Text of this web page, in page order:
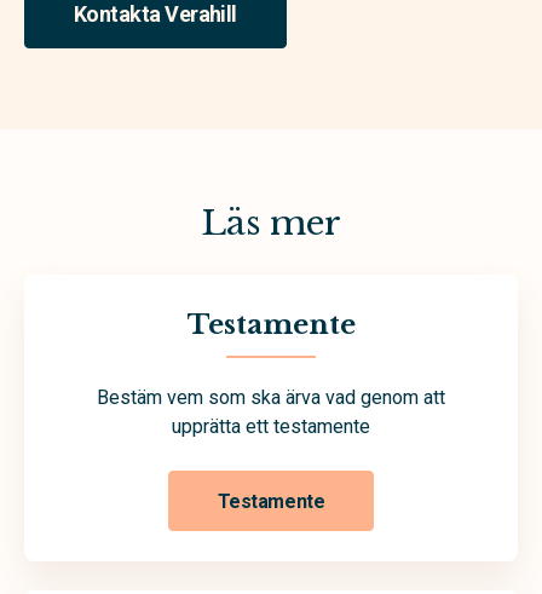
Kontakta Verahill
Läs mer
Testamente
Bestäm vem som ska ärva vad genom att
upprätta ett testamente
Testamente